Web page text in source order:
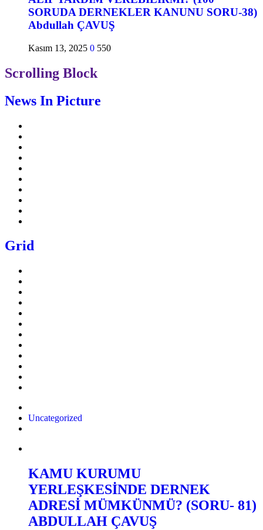
SORUDA DERNEKLER KANUNU SORU-38)
Abdullah ÇAVUŞ
Kasım 13, 2025 0 550
Scrolling Block
News In Picture
Grid
Uncategorized
KAMU KURUMU
YERLEŞKESİNDE DERNEK
ADRESİ MÜMKÜNMÜ? (SORU- 81)
ABDULLAH ÇAVUŞ